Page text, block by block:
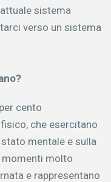
sistema
verso un sistema
cento
che esercitano
mentale e sulla
momenti molto
e rappresentano